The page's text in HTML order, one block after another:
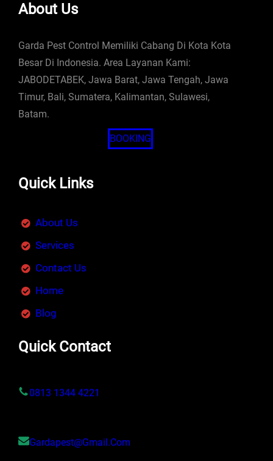
About Us
Garda Pest Control Memiliki Cabang Di Kota Kota
Besar Di Indonesia. Area Layanan Kami:
JABODETABEK, Jawa Barat, Jawa Tengah, Jawa
Timur, Bali, Sumatera, Kalimantan, Sulawesi,
Batam.
BOOKING
Quick Links
About Us
Services
Contact Us
Home
Blog
Quick Contact
0813 1344 4221
Gardapest@gmail.com